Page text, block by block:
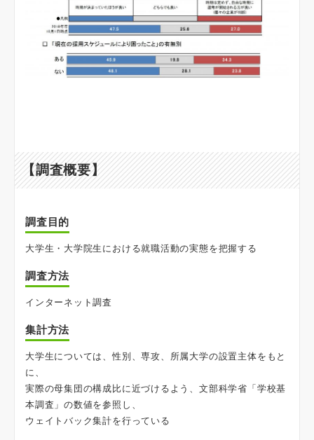
【調査概要】
調査目的
大学生・大学院生における就職活動の実態を把握する
調査方法
インターネット調査
集計方法
大学生については、性別、専攻、所属大学の設置主体をもと
に、
実際の母集団の構成比に近づけるよう、文部科学省「学校基
本調査」の数値を参照し、
ウェイトバック集計を行っている